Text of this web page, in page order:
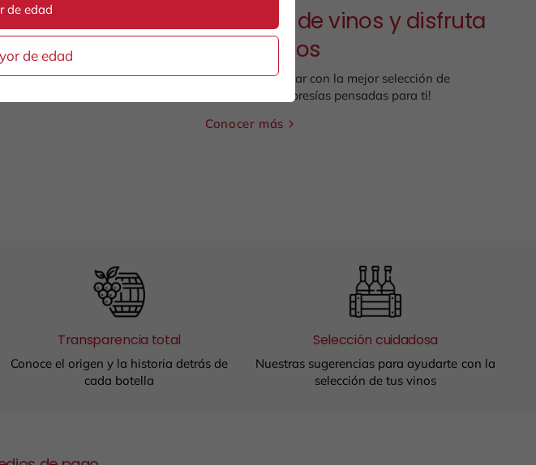
Suscríbete a la membresía de vinos y disfruta
los beneficios
Déjate sorprender en la comodida de tu hogar con la mejor selección de
vinos mexicanos. ¡Contamos con 4 membresías pensadas para ti!
Conocer más
Transparencia total
Conoce el origen y la historia detrás de
cada botella
Selección cuidadosa
Nuestras sugerencias para ayudarte con la
selección de tus vinos
de edad
de edad